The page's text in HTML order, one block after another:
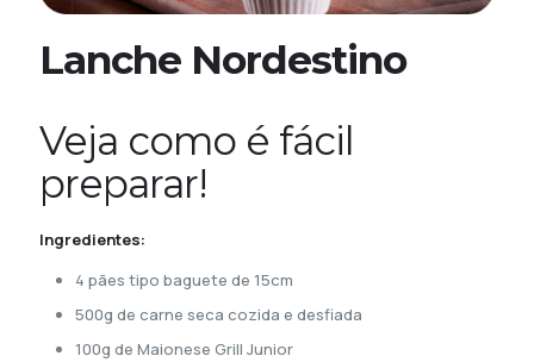
Lanche Nordestino
Veja como é fácil
preparar!
Ingredientes:
4 pães tipo baguete de 15cm
500g de carne seca cozida e desfiada
100g de Maionese Grill Junior